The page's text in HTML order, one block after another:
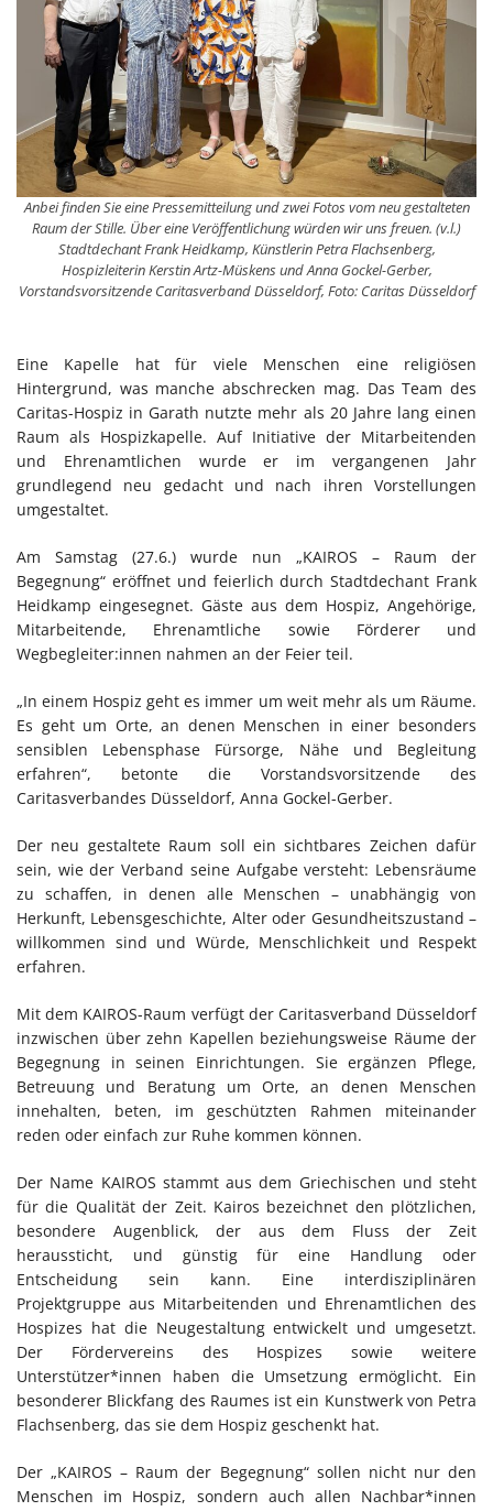
Anbei finden Sie eine Pressemitteilung und zwei Fotos vom neu gestalteten
Raum der Stille. Über eine Veröffentlichung würden wir uns freuen. (v.l.)
Stadtdechant Frank Heidkamp, Künstlerin Petra Flachsenberg,
Hospizleiterin Kerstin Artz-Müskens und Anna Gockel-Gerber,
Vorstandsvorsitzende Caritasverband Düsseldorf, Foto: Caritas Düsseldorf
Eine Kapelle hat für viele Menschen eine religiösen
Hintergrund, was manche abschrecken mag. Das Team des
Caritas-Hospiz in Garath nutzte mehr als 20 Jahre lang einen
Raum als Hospizkapelle. Auf Initiative der Mitarbeitenden
und Ehrenamtlichen wurde er im vergangenen Jahr
grundlegend neu gedacht und nach ihren Vorstellungen
umgestaltet.
Am Samstag (27.6.) wurde nun „KAIROS – Raum der
Begegnung“ eröffnet und feierlich durch Stadtdechant Frank
Heidkamp eingesegnet. Gäste aus dem Hospiz, Angehörige,
Mitarbeitende, Ehrenamtliche sowie Förderer und
Wegbegleiter:innen nahmen an der Feier teil.
„In einem Hospiz geht es immer um weit mehr als um Räume.
Es geht um Orte, an denen Menschen in einer besonders
sensiblen Lebensphase Fürsorge, Nähe und Begleitung
erfahren“, betonte die Vorstandsvorsitzende des
Caritasverbandes Düsseldorf, Anna Gockel-Gerber.
Der neu gestaltete Raum soll ein sichtbares Zeichen dafür
sein, wie der Verband seine Aufgabe versteht: Lebensräume
zu schaffen, in denen alle Menschen – unabhängig von
Herkunft, Lebensgeschichte, Alter oder Gesundheitszustand –
willkommen sind und Würde, Menschlichkeit und Respekt
erfahren.
Mit dem KAIROS-Raum verfügt der Caritasverband Düsseldorf
inzwischen über zehn Kapellen beziehungsweise Räume der
Begegnung in seinen Einrichtungen. Sie ergänzen Pflege,
Betreuung und Beratung um Orte, an denen Menschen
innehalten, beten, im geschützten Rahmen miteinander
reden oder einfach zur Ruhe kommen können.
Der Name KAIROS stammt aus dem Griechischen und steht
für die Qualität der Zeit. Kairos bezeichnet den plötzlichen,
besondere Augenblick, der aus dem Fluss der Zeit
heraussticht, und günstig für eine Handlung oder
Entscheidung sein kann. Eine interdisziplinären
Projektgruppe aus Mitarbeitenden und Ehrenamtlichen des
Hospizes hat die Neugestaltung entwickelt und umgesetzt.
Der Fördervereins des Hospizes sowie weitere
Unterstützer*innen haben die Umsetzung ermöglicht. Ein
besonderer Blickfang des Raumes ist ein Kunstwerk von Petra
Flachsenberg, das sie dem Hospiz geschenkt hat.
Der „KAIROS – Raum der Begegnung“ sollen nicht nur den
Menschen im Hospiz, sondern auch allen Nachbar*innen